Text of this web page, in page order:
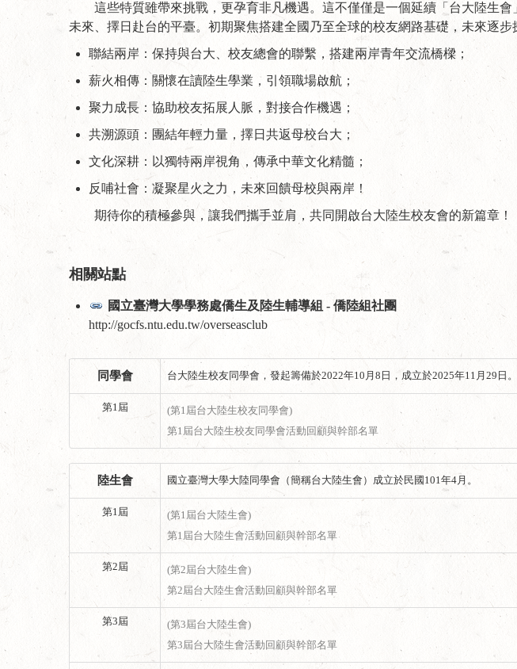
這些特質雖帶來挑戰，更孕育非凡機遇。這不僅僅是一個延續「台大陸生
未來、擇日赴台的平臺。初期聚焦搭建全國乃至全球的校友網路基礎，未來逐
聯結兩岸：保持與台大、校友總會的聯繫，搭建兩岸青年交流橋樑；
薪火相傳：關懷在讀陸生學業，引領職場啟航；
聚力成長：協助校友拓展人脈，對接合作機遇；
共溯源頭：團結年輕力量，擇日共返母校台大；
文化深耕：以獨特兩岸視角，傳承中華文化精髓；
反哺社會：凝聚星火之力，未來回饋母校與兩岸！
期待你的積極參與，讓我們攜手並肩，共同開啟台大陸生校友會的新篇章！
相關站點
國立臺灣大學學務處僑生及陸生輔導組 - 僑陸組社團
http://gocfs.ntu.edu.tw/overseasclub
同學會 台大陸生校友同學會，發起籌備於2022年10月8日，成立於2025年11月29日。
第1屆
(第1屆台大陸生校友同學會)
第1屆台大陸生校友同學會活動回顧與幹部名單
陸生會 國立臺灣大學大陸同學會（簡稱台大陸生會）成立於民國101年4月。
第1屆
(第1屆台大陸生會)
第1屆台大陸生會活動回顧與幹部名單
第2屆
(第2屆台大陸生會)
第2屆台大陸生會活動回顧與幹部名單
第3屆
(第3屆台大陸生會)
第3屆台大陸生會活動回顧與幹部名單